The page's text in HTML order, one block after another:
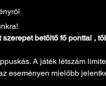
szerepet betöltő fő ponttal ,
A játék létszám
eseményen mielőbb